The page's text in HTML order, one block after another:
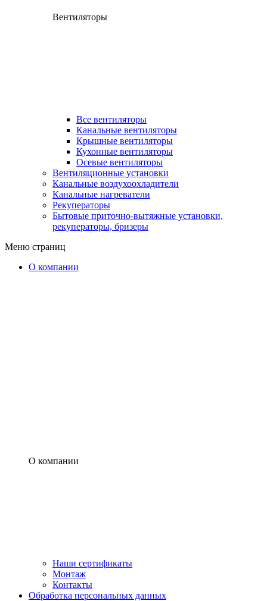
Вентиляторы
Все вентиляторы
Канальные вентиляторы
Крышные вентиляторы
Кухонные вентиляторы
Осевые вентиляторы
Вентиляционные установки
Канальные воздухоохладители
Канальные нагреватели
Рекуператоры
Бытовые приточно-вытяжные установки,
рекуператоры, бризеры
Меню страниц
О компании
О компании
Наши сертификаты
Монтаж
Контакты
Обработка персональных данных